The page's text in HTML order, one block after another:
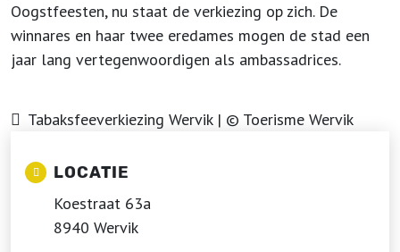
Oogstfeesten, nu staat de verkiezing op zich. De
winnares en haar twee eredames mogen de stad een
jaar lang vertegenwoordigen als ambassadrices.
Tabaksfeeverkiezing Wervik | © Toerisme Wervik
LOCATIE
Koestraat 63a
8940 Wervik